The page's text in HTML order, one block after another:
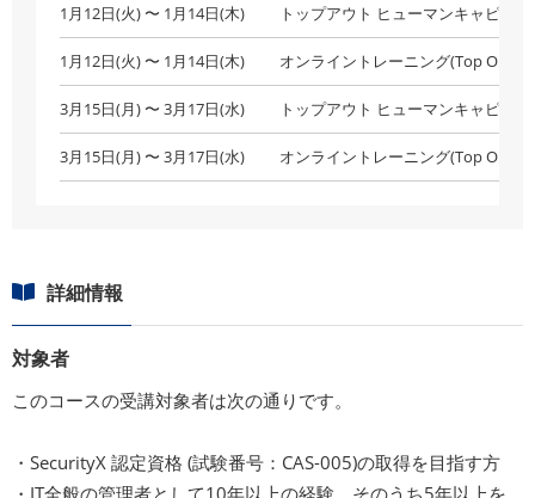
1月12日(火) 〜 1月14日(木) トップアウト ヒューマンキャピタ
1月12日(火) 〜 1月14日(木) オンライントレーニング(Top Out
3月15日(月) 〜 3月17日(水) トップアウト ヒューマンキャピタ
3月15日(月) 〜 3月17日(水) オンライントレーニング(Top Out
詳細情報
対象者
このコースの受講対象者は次の通りです。
・SecurityX 認定資格 (試験番号：CAS-005)の取得を目指す方
・IT全般の管理者として10年以上の経験、そのうち5年以上を